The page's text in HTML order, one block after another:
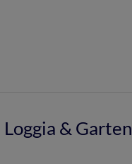
& Garten